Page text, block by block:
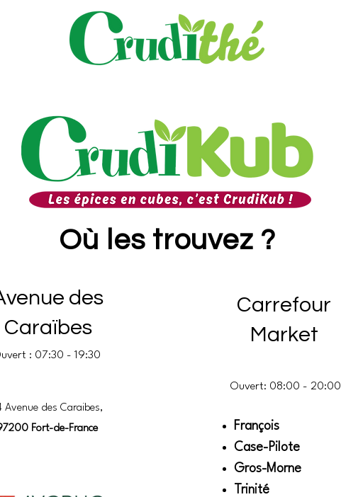
Où les trouvez ?
des
Caraïbes
: 07:30 - 19:30
Avenue des Caraibes,
Fort-de-France
Carrefour
Market
Ouvert: 08:00 - 20:00
François
Case-Pilote
Gros-Morne
Trinité